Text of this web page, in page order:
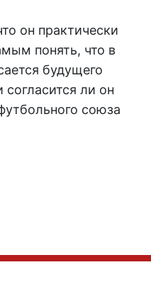
он практически
понять, что в
будущего
ли он
союза